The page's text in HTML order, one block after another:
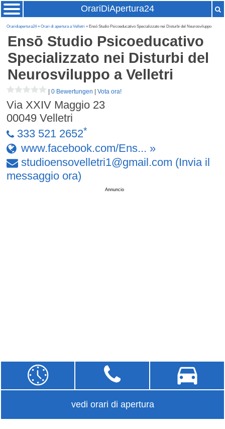
OrariDiApertura24
Oraridiapertura24»Orari di apertura a Velletri » Ensō Studio Psicoeducativo Specializzato nei Disturbi del Neurosviluppo
Ensō Studio Psicoeducativo
Specializzato nei Disturbi del
Neurosviluppo a Velletri
|0 Bewertungen |Vota ora!
Via XXIV Maggio 23
00049 Velletri
333 521 2652*
www.facebook.com/Ens... »
studioensovelletri1@gmail .com (Invia il
messaggio ora)
Annuncio
vedi orari di apertura